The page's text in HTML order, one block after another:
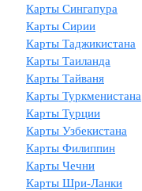
Карты Сингапура
Карты Сирии
Карты Таджикистана
Карты Таиланда
Карты Тайваня
Карты Туркменистана
Карты Турции
Карты Узбекистана
Карты Филиппин
Карты Чечни
Карты Шри-Ланки